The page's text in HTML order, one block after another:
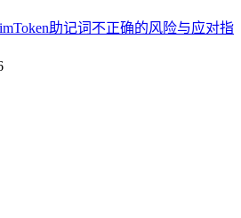
助记词不正确的风险与应对指